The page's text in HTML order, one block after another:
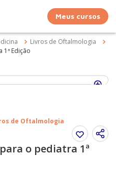
Meus cursos
Livros de Oftalmologia
Edição
de Oftalmologia
o pediatra 1ª